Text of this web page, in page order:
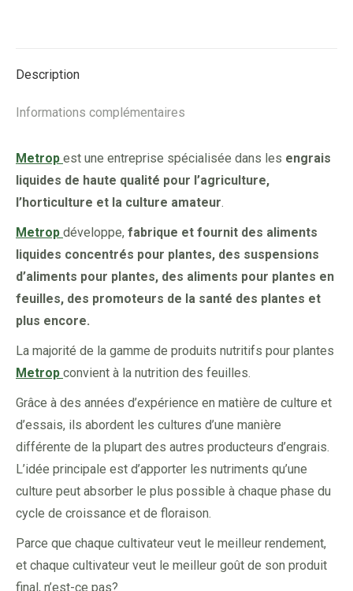
Description
Informations complémentaires
Metrop est une entreprise spécialisée dans les engrais
liquides de haute qualité pour l’agriculture,
l’horticulture et la culture amateur.
Metrop développe, fabrique et fournit des aliments
liquides concentrés pour plantes, des suspensions
d’aliments pour plantes, des aliments pour plantes en
feuilles, des promoteurs de la santé des plantes et
plus encore.
La majorité de la gamme de produits nutritifs pour plantes
Metrop convient à la nutrition des feuilles.
Grâce à des années d’expérience en matière de culture et
d’essais, ils abordent les cultures d’une manière
différente de la plupart des autres producteurs d’engrais.
L’idée principale est d’apporter les nutriments qu’une
culture peut absorber le plus possible à chaque phase du
cycle de croissance et de floraison.
Parce que chaque cultivateur veut le meilleur rendement,
et chaque cultivateur veut le meilleur goût de son produit
final, n’est-ce pas?